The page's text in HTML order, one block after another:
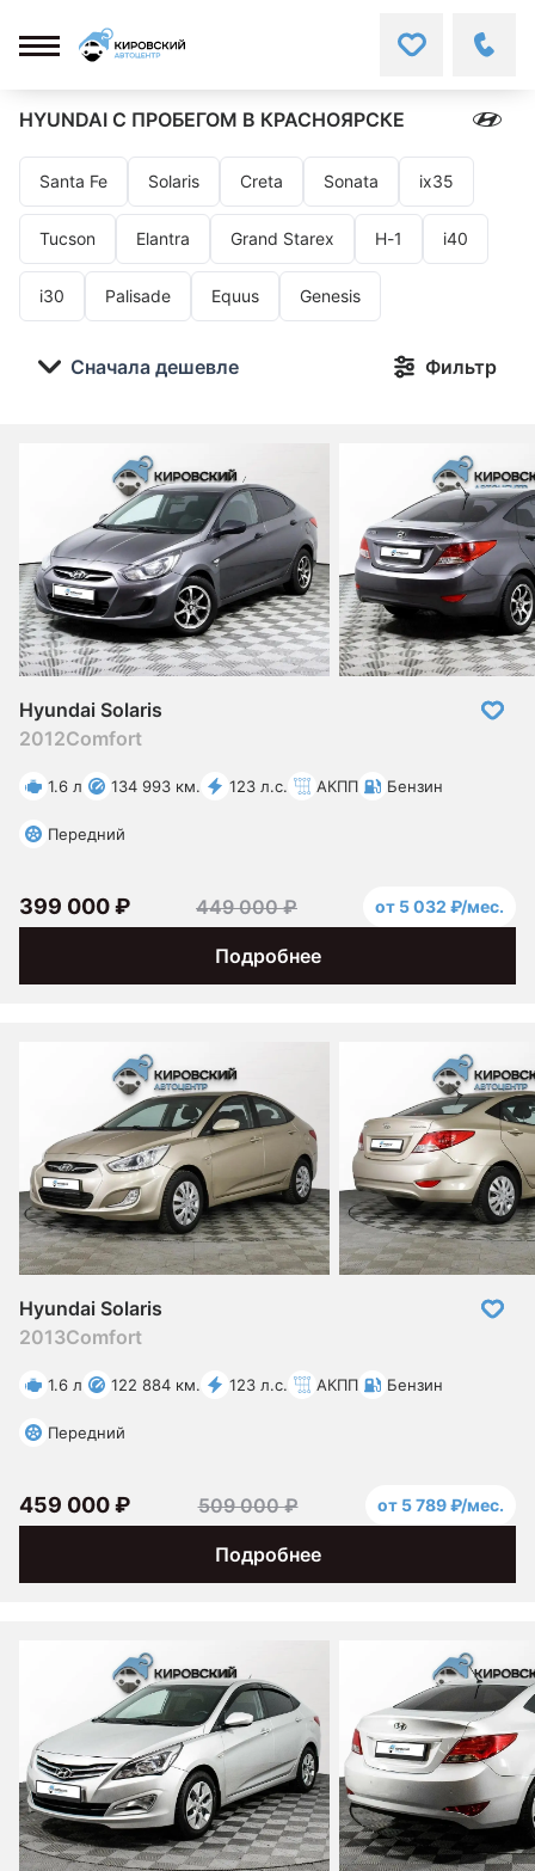
HYUNDAI С ПРОБЕГОМ В КРАСНОЯРСКЕ
Santa Fe Solaris Creta Sonata ix35
Tucson Elantra Grand Starex H-1 i40
i30 Palisade Equus Genesis
Фильтр
Сначала дешевле
Hyundai Solaris
2012Comfort
1.6 л 134 993 км. 123 л.с. АКПП Бензин
Передний
Подробнее
399 000 ₽ 449 000 ₽ от 5 032 ₽/мес.
Hyundai Solaris
2013Comfort
1.6 л 122 884 км. 123 л.с. АКПП Бензин
Передний
Подробнее
459 000 ₽ 509 000 ₽ от 5 789 ₽/мес.